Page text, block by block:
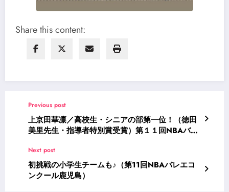
Share this content:
Previous post
上京田華凛／高校生・シニアの部第一位！（徳田
美里先生・指導者特別賞受賞）第１１回NBAバレ
Next post
初挑戦の小学生チームも♪（第11回NBAバレエコ
ンクール鹿児島）